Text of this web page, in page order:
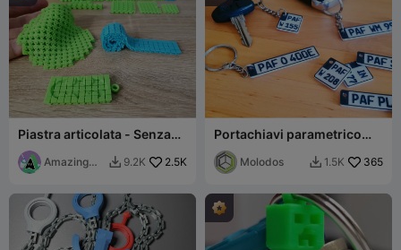
Piastra articolata - Senza
supporto - Stampa sul
postoAmazing
 9.2K 2.5K
Portachiavi parametrico
con targa per auto/moto
Molodos  1.5K 365